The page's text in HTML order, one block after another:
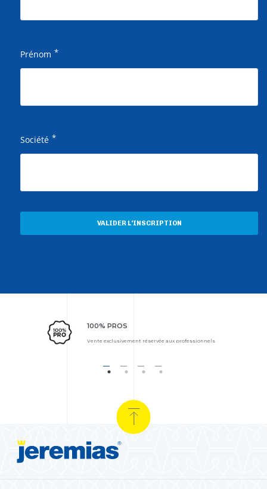
Prénom *
Société *
VALIDER L'INSCRIPTION
100% PROS
Vente exclusivement réservée aux professionnels